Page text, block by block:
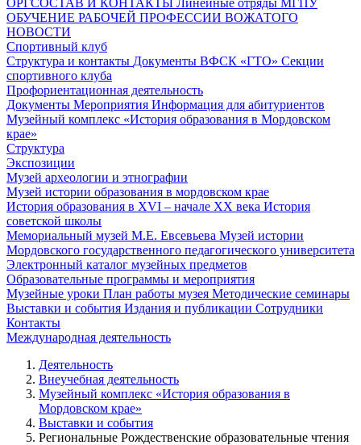
ОБУЧЕНИЕ РАБОЧЕЙ ПРОФЕССИИ ВОЖАТОГО
НОВОСТИ
Спортивный клуб
Структура и контакты Документы ВФСК «ГТО» Секции
спортивного клуба
Профориентационная деятельность
Документы Мероприятия Информация для абитуриентов
Музейный комплекс «История образования в Мордовском
крае»
Структура
Экспозиции
Музей археологии и этнографии
Музей истории образования в мордовском крае
История образования в XVI – начале XX века История
советской школы
Мемориальный музей М.Е. Евсевьева Музей истории
Мордовского государственного педагогического университета
Электронный каталог музейных предметов
Образовательные программы и мероприятия
Музейные уроки План работы музея Методические семинары
Выставки и события Издания и публикации Сотрудники
Контакты
Международная деятельность
Деятельность
Внеучебная деятельность
Музейный комплекс «История образования в
Мордовском крае»
Выставки и события
Региональные Рождественские образовательные чтения